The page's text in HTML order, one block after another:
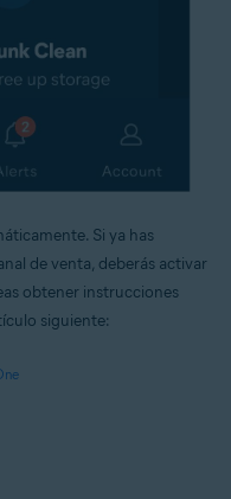
Si ya has
de venta, deberás activar
obtener instrucciones
siguiente: